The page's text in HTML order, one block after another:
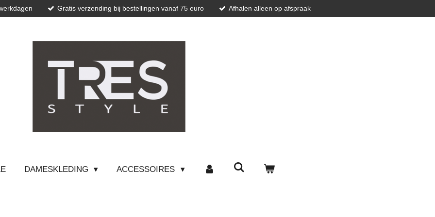
Gratis verzending bij bestellingen vanaf 75 euro Afhalen alleen op afspraak
DAMESKLEDING ACCESSOIRES